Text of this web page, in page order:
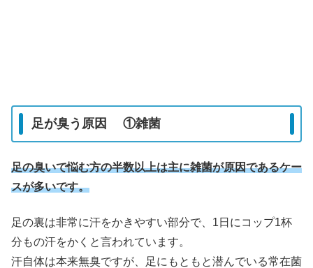
足が臭う原因 ①雑菌
足の臭いで悩む方の半数以上は主に雑菌が原因であるケー
スが多いです。
足の裏は非常に汗をかきやすい部分で、1日にコップ1杯
分もの汗をかくと言われています。
汗自体は本来無臭ですが、足にもともと潜んでいる常在菌